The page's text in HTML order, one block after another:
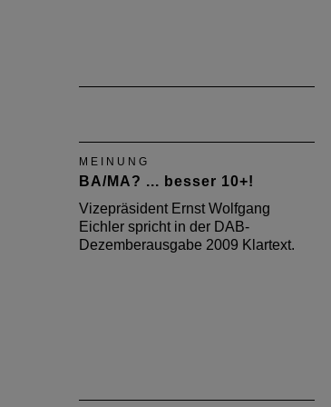
MEINUNG
BA/MA? ... besser 10+!
Vizepräsident Ernst Wolfgang
Eichler spricht in der DAB-
Dezemberausgabe 2009 Klartext.